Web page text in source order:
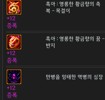
흑아 : 영롱한 황금향의 축
복 - 목걸이
+12
증폭
흑아 : 영롱한 황금향의 꿈 -
반지
+12
증폭
만병을 잉태한 역병의 심장
+12
증폭